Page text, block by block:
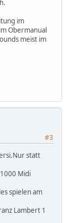
im
Obermanual
meist im
#3
statt
Midi
spielen am
Lambert 1